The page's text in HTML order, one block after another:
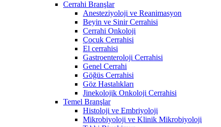
Cerrahi Branşlar
Anesteziyoloji ve Reanimasyon
Beyin ve Sinir Cerrahisi
Cerrahi Onkoloji
Çocuk Cerrahisi
El cerrahisi
Gastroenteroloji Cerrahisi
Genel Cerrahi
Göğüs Cerrahisi
Göz Hastalıkları
Jinekolojik Onkoloji Cerrahisi
Temel Branşlar
Histoloji ve Embriyoloji
Mikrobiyoloji ve Klinik Mikrobiyoloji